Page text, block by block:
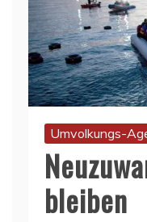
Umvolkungs-
bleiben